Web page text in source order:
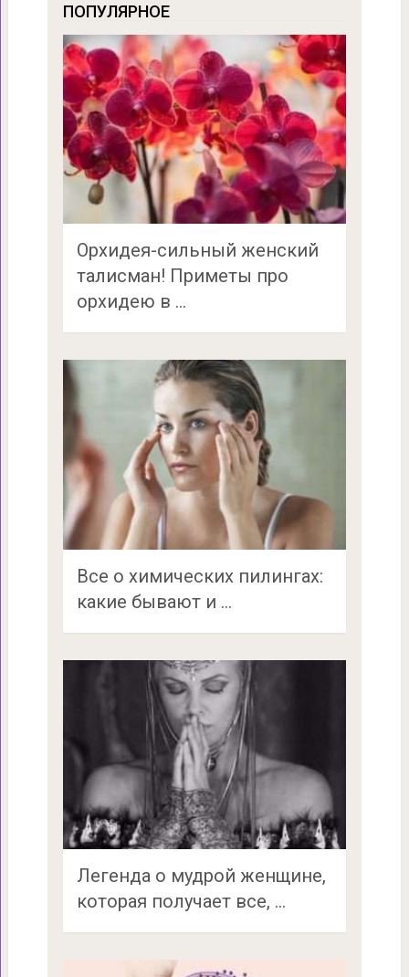
ПОПУЛЯРНОЕ
Орхидея-сильный женский
талисман! Приметы про
орхидею в …
Все о химических пилингах:
какие бывают и …
Легенда о мудрой женщине,
которая получает все, …